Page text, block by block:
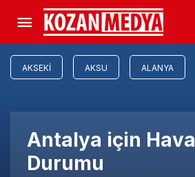
AKSEKI AKSU ALANYA
Antalya için Hava
Durumu